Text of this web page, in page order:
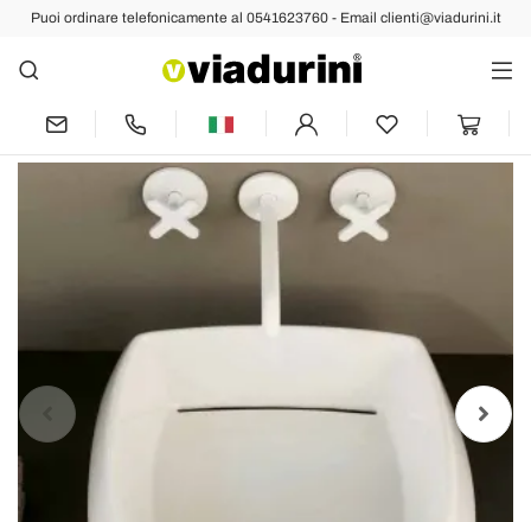
Puoi ordinare telefonicamente al 0541623760 - Email clienti@viadurini.it
Indietro Prec Succ
Lavabo da appoggio in ceramica bianca
di design made in Italy Simon